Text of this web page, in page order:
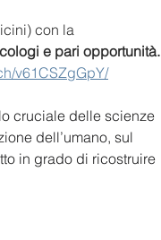
con la
e pari opportunità.
v61CSZgGpY/
cruciale delle scienze
dell’umano, sul
in grado di ricostruire